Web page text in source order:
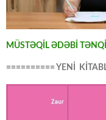
MÜSTƏQİL ƏDƏBİ
========== YENİ